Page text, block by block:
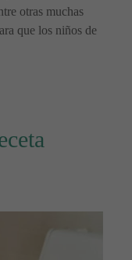
otras muchas
que los niños de